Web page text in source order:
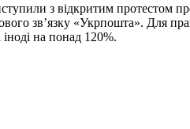
з відкритим протестом
зв’язку «Укрпошта». Для
на понад 120%.